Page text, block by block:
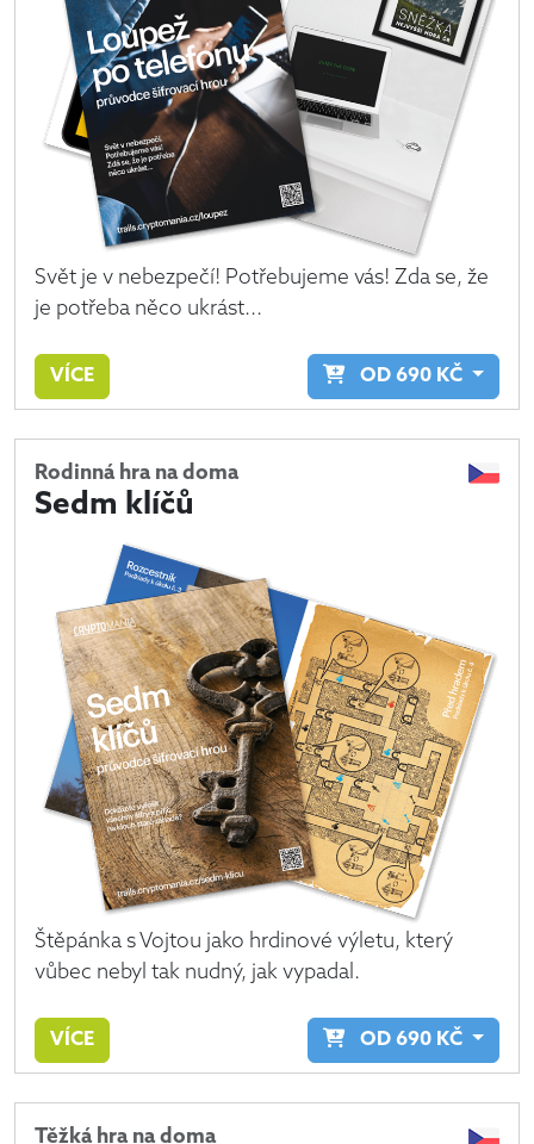
Svět je v nebezpečí! Potřebujeme vás! Zda se, že
je potřeba něco ukrást...
VÍCE OD 690 KČ
Rodinná hra na doma
Sedm klíčů
Štěpánka s Vojtou jako hrdinové výletu, který
vůbec nebyl tak nudný, jak vypadal.
VÍCE OD 690 KČ
Těžká hra na doma